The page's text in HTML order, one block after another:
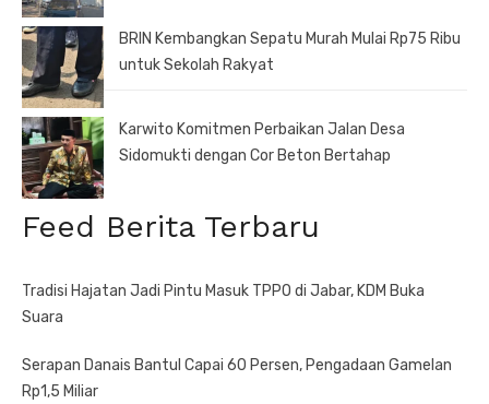
BRIN Kembangkan Sepatu Murah Mulai Rp75 Ribu
untuk Sekolah Rakyat
Karwito Komitmen Perbaikan Jalan Desa
Sidomukti dengan Cor Beton Bertahap
Feed Berita Terbaru
Tradisi Hajatan Jadi Pintu Masuk TPPO di Jabar, KDM Buka
Suara
Serapan Danais Bantul Capai 60 Persen, Pengadaan Gamelan
Rp1,5 Miliar